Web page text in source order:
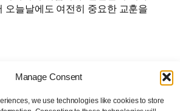
Manage Consent
we use technologies like cookies to store
오늘날에도 여전히 중요한 교훈을